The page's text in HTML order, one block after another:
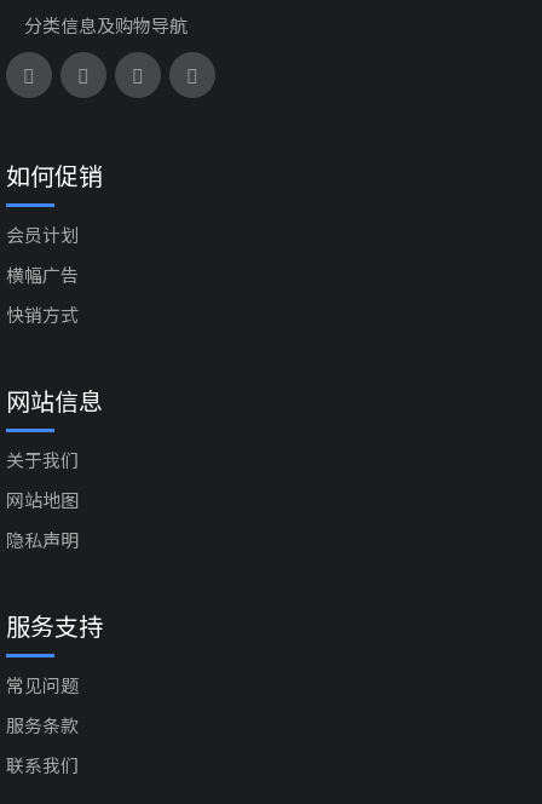
分类信息及购物导航
如何促销
会员计划
横幅广告
快销方式
网站信息
关于我们
网站地图
隐私声明
服务支持
常见问题
服务条款
联系我们